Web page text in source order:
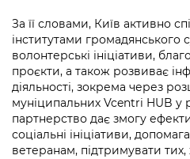
За її словами, Київ активно
інститутами громадянського
волонтерські ініціативи,
проєкти, а також розвиває
діяльності, зокрема через
муніципальних Vcentri HUB у
партнерство дає змогу
соціальні ініціативи,
ветеранам, підтримувати